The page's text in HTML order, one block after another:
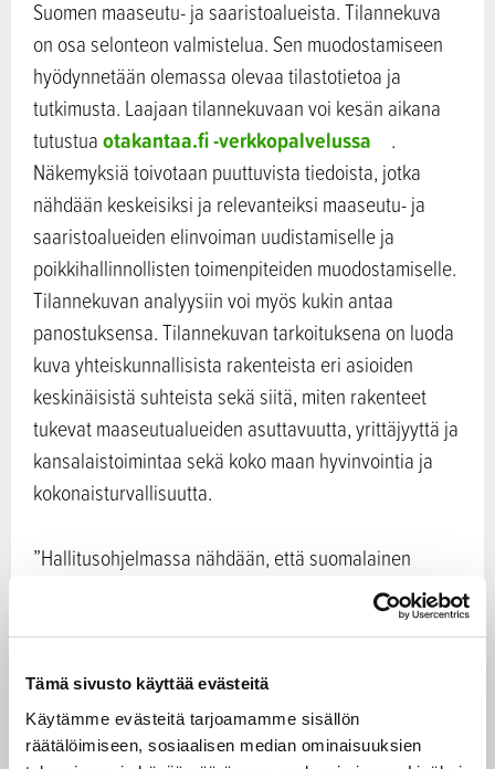
Tämä sivusto käyttää evästeitä
Käytämme evästeitä tarjoamamme sisällön
räätälöimiseen, sosiaalisen median ominaisuuksien
Suomen maaseutu- ja saaristoalueista. Tilannekuva
on osa selonteon valmistelua. Sen muodostamiseen
hyödynnetään olemassa olevaa tilastotietoa ja
tutkimusta. Laajaan tilannekuvaan voi kesän aikana
tutustuaotakantaa.fi -verkkopalvelussa
.
Näkemyksiä toivotaan puuttuvista tiedoista, jotka
nähdään keskeisiksi ja relevanteiksi maaseutu- ja
saaristoalueiden elinvoiman uudistamiselle ja
poikkihallinnollisten toimenpiteiden muodostamiselle.
Tilannekuvan analyysiin voi myös kukin antaa
panostuksensa. Tilannekuvan tarkoituksena on luoda
kuva yhteiskunnallisista rakenteista eri asioiden
keskinäisistä suhteista sekä siitä, miten rakenteet
tukevat maaseutualueiden asuttavuutta, yrittäjyyttä ja
kansalaistoimintaa sekä koko maan hyvinvointia ja
kokonaisturvallisuutta.
”Hallitusohjelmassa nähdään, että suomalainen
kansalaisten hyvinvointia ja ovat koko yhteiskunnan
elinehto koko Suomen hyvinvoinnille. Kannustan
laajasti osallistumaan kyselyyn ja ottamaan kantaa
maaseudun kehittämisen puolesta”, toteaa maa- ja